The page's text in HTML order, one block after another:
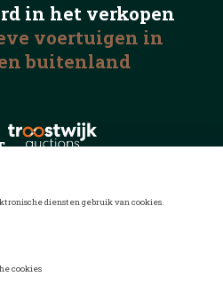
in het verkopen
voertuigen in
buitenland
Auctions
diensten gebruik van cookies.
cookies